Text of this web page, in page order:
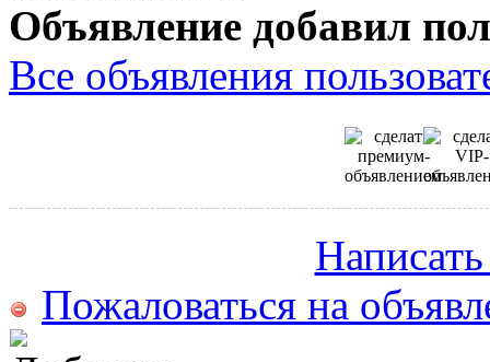
Объявление добавил
Все объявления
Пожаловаться на